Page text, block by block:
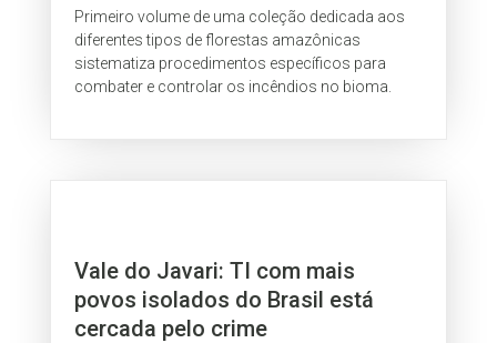
Primeiro volume de uma coleção dedicada aos
diferentes tipos de florestas amazônicas
sistematiza procedimentos específicos para
combater e controlar os incêndios no bioma.
Vale do Javari: TI com mais
povos isolados do Brasil está
cercada pelo crime